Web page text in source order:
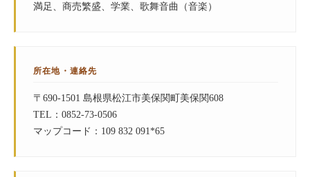
満足、商売繁盛、学業、歌舞音曲（音楽）
所在地・連絡先
〒690-1501 島根県松江市美保関町美保関608
TEL：0852-73-0506
マップコード：109 832 091*65